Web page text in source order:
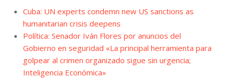
Cuba: UN experts condemn new US sanctions as
humanitarian crisis deepens
Política: Senador Iván Flores por anuncios del
Gobierno en seguridad «La principal herramienta para
golpear al crimen organizado sigue sin urgencia;
Inteligencia Económica»